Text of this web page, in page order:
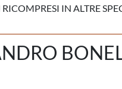
IN ALTRE